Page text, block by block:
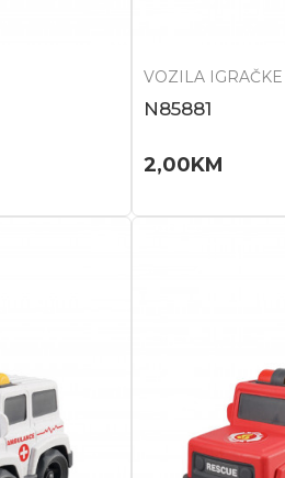
VOZILA IGRAČKE
N85881
2,00KM